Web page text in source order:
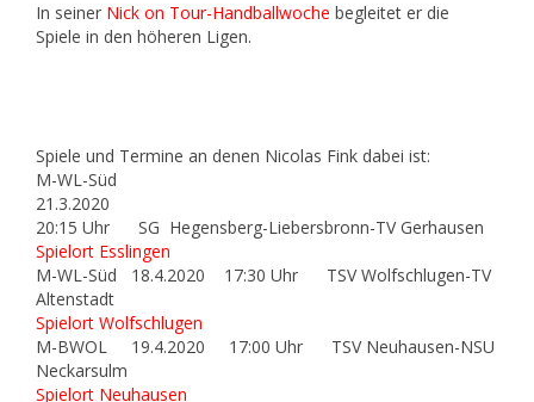
In seiner Nick on Tour-Handballwoche begleitet er die
Spiele in den höheren Ligen.
Spiele und Termine an denen Nicolas Fink dabei ist:
M-WL-Süd
21.3.2020
20:15 Uhr SG Hegensberg-Liebersbronn-TV Gerhausen
Spielort Esslingen
M-WL-Süd 18.4.2020 17:30 Uhr TSV Wolfschlugen-TV
Altenstadt
Spielort Wolfschlugen
M-BWOL 19.4.2020 17:00 Uhr TSV Neuhausen-NSU
Neckarsulm
Spielort Neuhausen